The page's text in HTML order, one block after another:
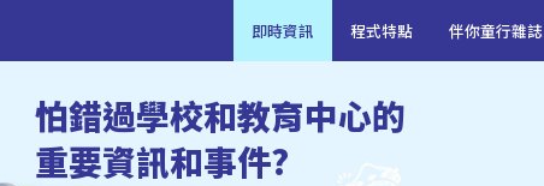
即時資訊 程式特點 伴你童行雜誌
怕錯過學校和教育中心的
重要資訊和事件?